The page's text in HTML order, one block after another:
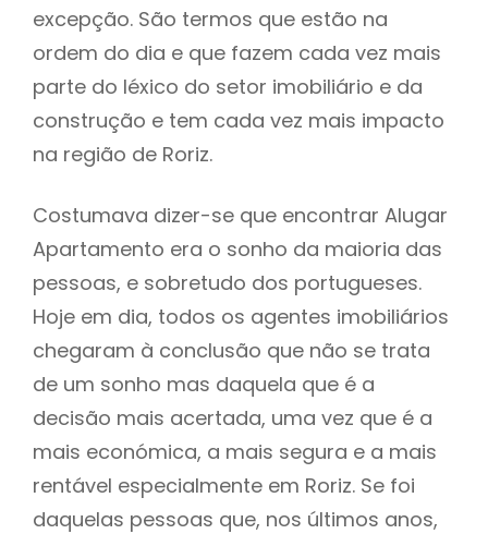
excepção. São termos que estão na
ordem do dia e que fazem cada vez mais
parte do léxico do setor imobiliário e da
construção e tem cada vez mais impacto
na região de Roriz.
Costumava dizer-se que encontrar Alugar
Apartamento era o sonho da maioria das
pessoas, e sobretudo dos portugueses.
Hoje em dia, todos os agentes imobiliários
chegaram à conclusão que não se trata
de um sonho mas daquela que é a
decisão mais acertada, uma vez que é a
mais económica, a mais segura e a mais
rentável especialmente em Roriz. Se foi
daquelas pessoas que, nos últimos anos,